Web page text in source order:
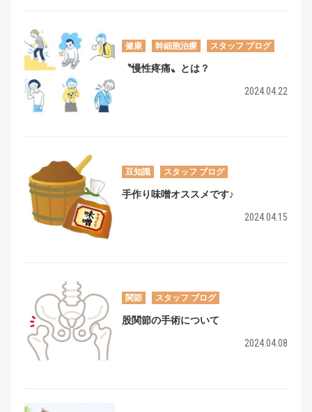
健康 幹細胞治療 スタッフ ブログ
〝慢性疼痛〟とは？
2024.04.22
豆知識 スタッフ ブログ
手作り味噌オススメです♪
2024.04.15
関節 スタッフ ブログ
股関節の手術について
2024.04.08